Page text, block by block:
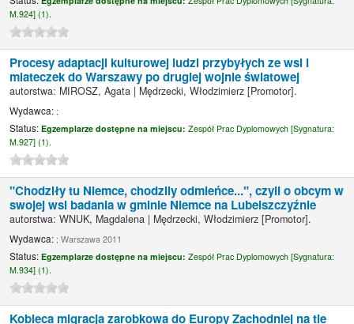
M.924] (1).
Procesy adaptacji kulturowej ludzi przybyłych ze wsi i
miateczek do Warszawy po drugiej wojnie światowej
autorstwa: MIROSZ, Agata | Mędrzecki, Włodzimierz [Promotor].
Wydawca: ;
Status:Egzemplarze dostępne na miejscu:Zespół Prac Dyplomowych [Sygnatura:
M.927] (1).
"Chodziły tu Niemce, chodzily odmieńce...", czyli o obcym w
swojej wsi badania w gminie Niemce na Lubelszczyźnie
autorstwa:WNUK, Magdalena | Mędrzecki, Włodzimierz [Promotor].
Wydawca: ; Warszawa 2011
Status:Egzemplarze dostępne na miejscu:Zespół Prac Dyplomowych [Sygnatura:
M.934] (1).
Kobieca migracja zarobkowa do Europy Zachodniej na tle